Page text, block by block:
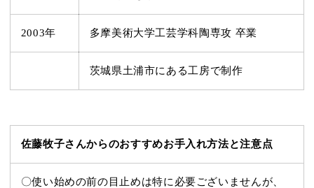
2003年 多摩美術大学工芸学科陶専攻 卒業
茨城県土浦市にある工房で制作
佐藤牧子さんからのおすすめお手入れ方法と注意点
〇使い始めの前の目止めは特に必要ございませんが、